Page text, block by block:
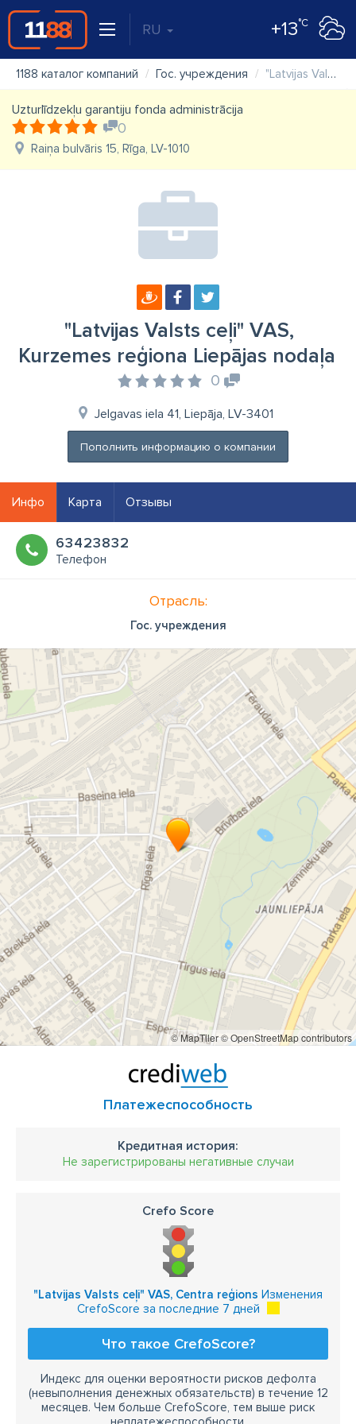
RU +13°C
1188 каталог компаний Гос. учреждения "Latvijas Valsts ceļi" VAS, Kurzemes reģiona Liepājas nodaļa
Uzturlīdzekļu garantiju fonda administrācija
0
Raiņa bulvāris 15, Rīga, LV-1010
"Latvijas Valsts ceļi" VAS,
Kurzemes reģiona Liepājas nodaļa
0
Jelgavas iela 41, Liepāja, LV-3401
Пополнить информацию о компании
Инфо Карта Отзывы
63423832
Телефон
Отрасль:
Гос. учреждения
© MapTiler© OpenStreetMap contributors
Платежеспособность
Кредитная история:
Не зарегистрированы негативные случаи
Crefo Score
"Latvijas Valsts ceļi" VAS, Centra reģions Изменения
CrefoScore за последние 7 дней
Что такое CrefoScore?
Индекс для оценки вероятности рисков дефолта
(невыполнения денежных обязательств) в течение 12
месяцев. Чем больше CrefoScore, тем выше риск